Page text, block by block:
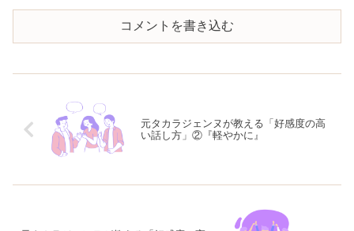
コメントを書き込む
元タカラジェンヌが教える「好感度の高
い話し方」②『軽やかに』